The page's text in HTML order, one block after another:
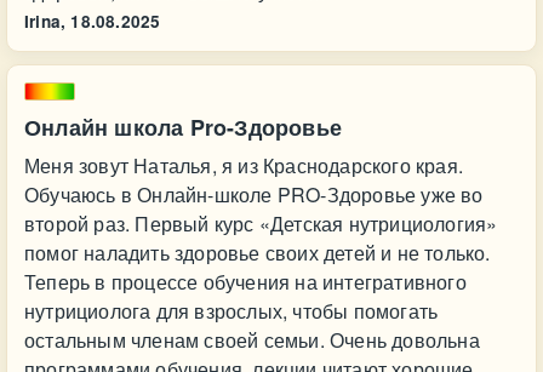
Irina, 18.08.2025
Онлайн школа Pro-Здоровье
Меня зовут Наталья, я из Краснодарского края.
Обучаюсь в Онлайн-школе PRO-Здоровье уже во
второй раз. Первый курс «Детская нутрициология»
помог наладить здоровье своих детей и не только.
Теперь в процессе обучения на интегративного
нутрициолога для взрослых, чтобы помогать
остальным членам своей семьи. Очень довольна